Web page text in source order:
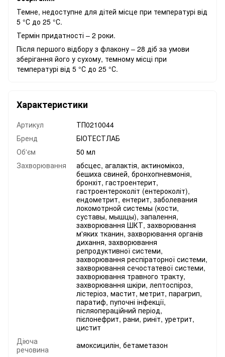
Темне, недоступне для дітей місце при температурі від
5 °С до 25 °С.
Термін придатності – 2 роки.
Після першого відбору з флакону – 28 діб за умови
зберігання його у сухому, темному місці при
температурі від 5 °С до 25 °С.
Характеристики
Артикул
ТП0210044
Бренд
БІОТЕСТЛАБ
Об'єм
50 мл
Захворювання
абсцес, агалактія, актиномікоз,
бешиха свиней, бронхопневмонія,
бронхіт, гастроентерит,
гастроентероколіт (ентероколіт),
ендометрит, ентерит, заболевания
локомотрной системы (кости,
суставы, мышцы), запалення,
захворювання ШКТ, захворювання
м'яких тканин, захворювання органів
дихання, захворювання
репродуктивної системи,
захворювання респіраторної системи,
захворювання сечостатевої системи,
захворювання травного тракту,
захворювання шкіри, лептоспіроз,
лістеріоз, мастит, метрит, парагрип,
паратиф, пупочні інфекції,
післяопераційний період,
пієлонефрит, рани, риніт, уретрит,
цистит
Діюча
речовина
амоксицилін, бетаметазон